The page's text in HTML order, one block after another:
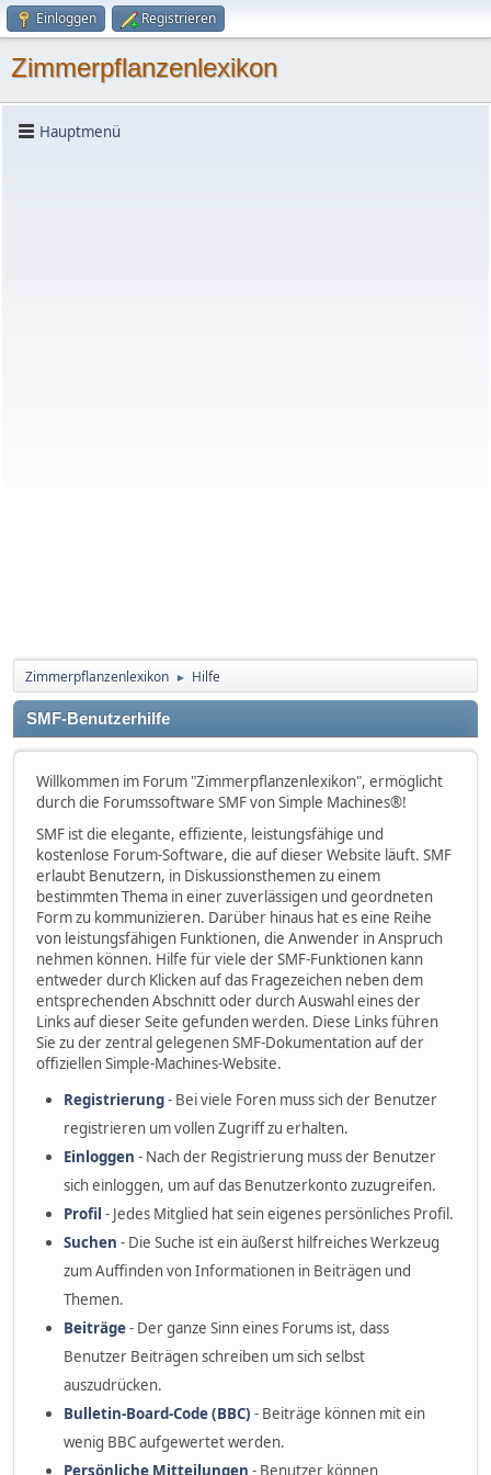
Einloggen Registrieren
Zimmerpflanzenlexikon
Hauptmenü
Zimmerpflanzenlexikon ► Hilfe
SMF-Benutzerhilfe
Willkommen im Forum "Zimmerpflanzenlexikon", ermöglicht
durch die Forumssoftware SMF von Simple Machines®!
SMF ist die elegante, effiziente, leistungsfähige und
kostenlose Forum-Software, die auf dieser Website läuft. SMF
erlaubt Benutzern, in Diskussionsthemen zu einem
bestimmten Thema in einer zuverlässigen und geordneten
Form zu kommunizieren. Darüber hinaus hat es eine Reihe
von leistungsfähigen Funktionen, die Anwender in Anspruch
nehmen können. Hilfe für viele der SMF-Funktionen kann
entweder durch Klicken auf das Fragezeichen neben dem
entsprechenden Abschnitt oder durch Auswahl eines der
Links auf dieser Seite gefunden werden. Diese Links führen
Sie zu der zentral gelegenen SMF-Dokumentation auf der
offiziellen Simple-Machines-Website.
Registrierung- Bei viele Foren muss sich der Benutzer
registrieren um vollen Zugriff zu erhalten.
Einloggen - Nach der Registrierung muss der Benutzer
sich einloggen, um auf das Benutzerkonto zuzugreifen.
Profil - Jedes Mitglied hat sein eigenes persönliches Profil.
Suchen - Die Suche ist ein äußerst hilfreiches Werkzeug
zum Auffinden von Informationen in Beiträgen und
Themen.
Beiträge- Der ganze Sinn eines Forums ist, dass
Benutzer Beiträgen schreiben um sich selbst
auszudrücken.
Bulletin-Board-Code (BBC) - Beiträge können mit ein
wenig BBC aufgewertet werden.
Persönliche Mitteilungen - Benutzer können